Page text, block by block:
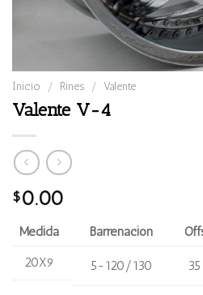
Inicio / Rines / Valente
Valente V-4
$0.00
Medida Barrenación
20X9
5-120/130